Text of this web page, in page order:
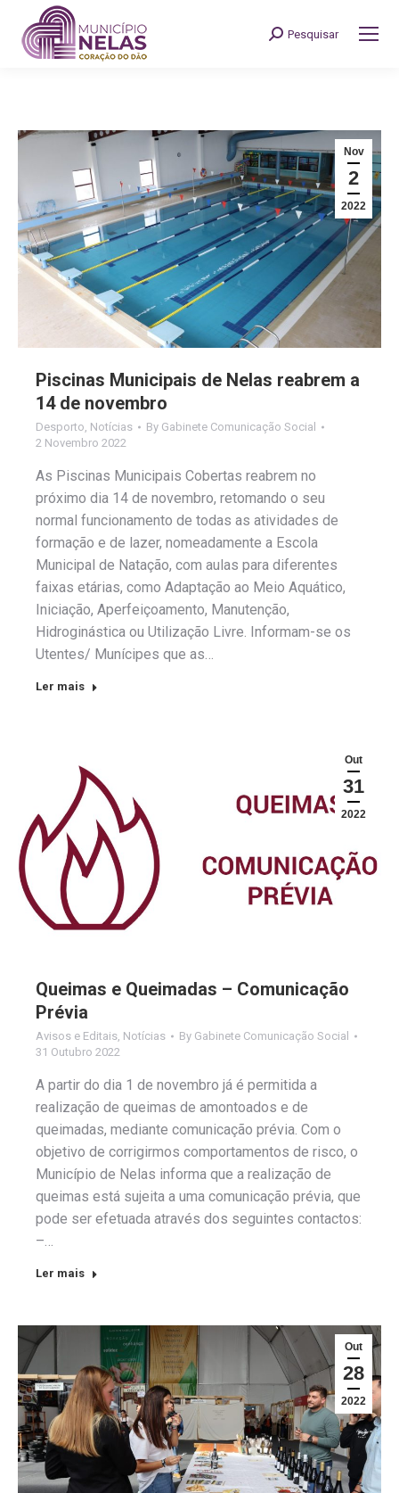
Search:
Pesquisar
Nov
2
2022
Piscinas Municipais de Nelas reabrem a
14 de novembro
Desporto, Notícias By Gabinete Comunicação Social
2 Novembro 2022
As Piscinas Municipais Cobertas reabrem no
próximo dia 14 de novembro, retomando o seu
normal funcionamento de todas as atividades de
formação e de lazer, nomeadamente a Escola
Municipal de Natação, com aulas para diferentes
faixas etárias, como Adaptação ao Meio Aquático,
Iniciação, Aperfeiçoamento, Manutenção,
Hidroginástica ou Utilização Livre. Informam-se os
Utentes/ Munícipes que as…
Ler mais
Out
31
2022
Queimas e Queimadas – Comunicação
Prévia
Avisos e Editais Notícias By Gabinete Comunicação Social
31 Outubro 2022
A partir do dia 1 de novembro já é permitida a
realização de queimas de amontoados e de
queimadas, mediante comunicação prévia. Com o
objetivo de corrigirmos comportamentos de risco, o
Município de Nelas informa que a realização de
queimas está sujeita a uma comunicação prévia, que
pode ser efetuada através dos seguintes contactos:
–…
Ler mais
Out
28
2022